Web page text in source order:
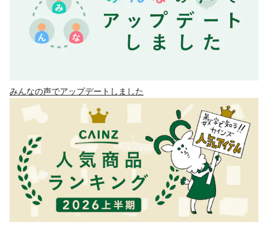
みんなの声でアップデートしました